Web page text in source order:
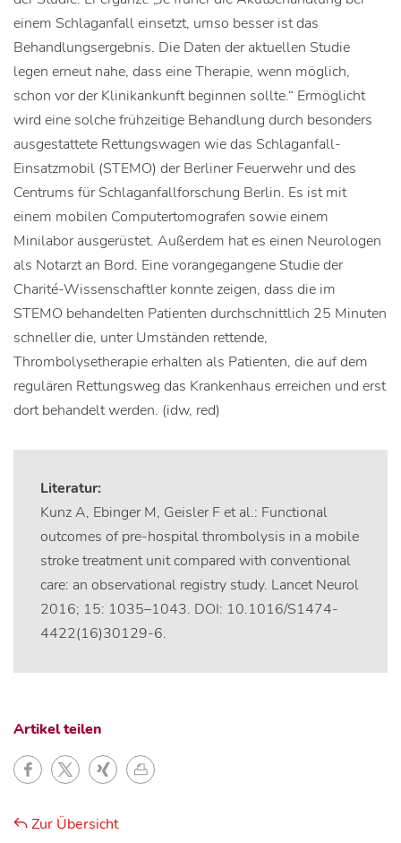
einem Schlaganfall einsetzt, umso besser ist das
Behandlungsergebnis. Die Daten der aktuellen Studie
legen erneut nahe, dass eine Therapie, wenn möglich,
schon vor der Klinikankunft beginnen sollte.“ Ermöglicht
wird eine solche frühzeitige Behandlung durch besonders
ausgestattete Rettungswagen wie das Schlaganfall-
Einsatzmobil (STEMO) der Berliner Feuerwehr und des
Centrums für Schlaganfallforschung Berlin. Es ist mit
einem mobilen Computertomografen sowie einem
Minilabor ausgerüstet. Außerdem hat es einen Neurologen
als Notarzt an Bord. Eine vorangegangene Studie der
Charité-Wissenschaftler konnte zeigen, dass die im
STEMO behandelten Patienten durchschnittlich 25 Minuten
schneller die, unter Umständen rettende,
Thrombolysetherapie erhalten als Patienten, die auf dem
regulären Rettungsweg das Krankenhaus erreichen und erst
dort behandelt werden. (idw, red)
Literatur:
Kunz A, Ebinger M, Geisler F et al.: Functional
outcomes of pre-hospital thrombolysis in a mobile
stroke treatment unit compared with conventional
care: an observational registry study. Lancet Neurol
2016; 15: 1035–1043. DOI: 10.1016/S1474-
4422(16)30129-6.
Artikel teilen
Zur Übersicht